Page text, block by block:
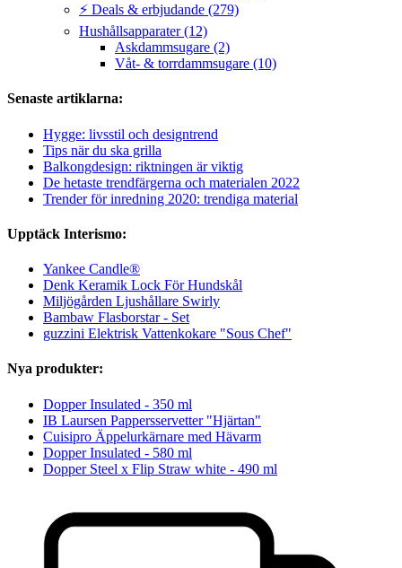
⚡ Deals & erbjudande (279)
Hushållsapparater (12)
Askdammsugare (2)
Våt- & torrdammsugare (10)
Senaste artiklarna:
Hygge: livsstil och designtrend
Tips när du ska grilla
Balkongdesign: riktningen är viktig
De hetaste trendfärgerna och materialen 2022
Trender för inredning 2020: trendiga material
Upptäck Interismo:
Yankee Candle®
Denk Keramik Lock För Hundskål
Miljögården Ljushållare Swirly
Bambaw Flasborstar - Set
guzzini Elektrisk Vattenkokare "Sous Chef"
Nya produkter:
Dopper Insulated - 350 ml
IB Laursen Pappersservetter "Hjärtan"
Cuisipro Äppelurkärnare med Hävarm
Dopper Insulated - 580 ml
Dopper Steel x Flip Straw white - 490 ml